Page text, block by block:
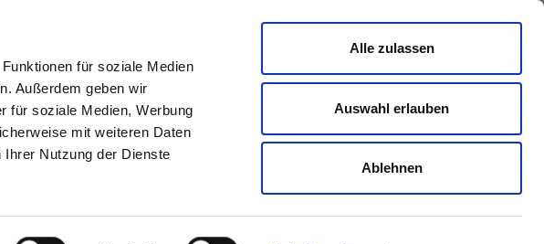
für soziale Medien
Außerdem geben wir
für soziale Medien, Werbung
mit weiteren Daten
Nutzung der Dienste
Alle zulassen
Auswahl erlauben
Ablehnen